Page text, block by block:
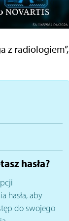
z radiologiem”,
hasła?
hasła, aby
do swojego